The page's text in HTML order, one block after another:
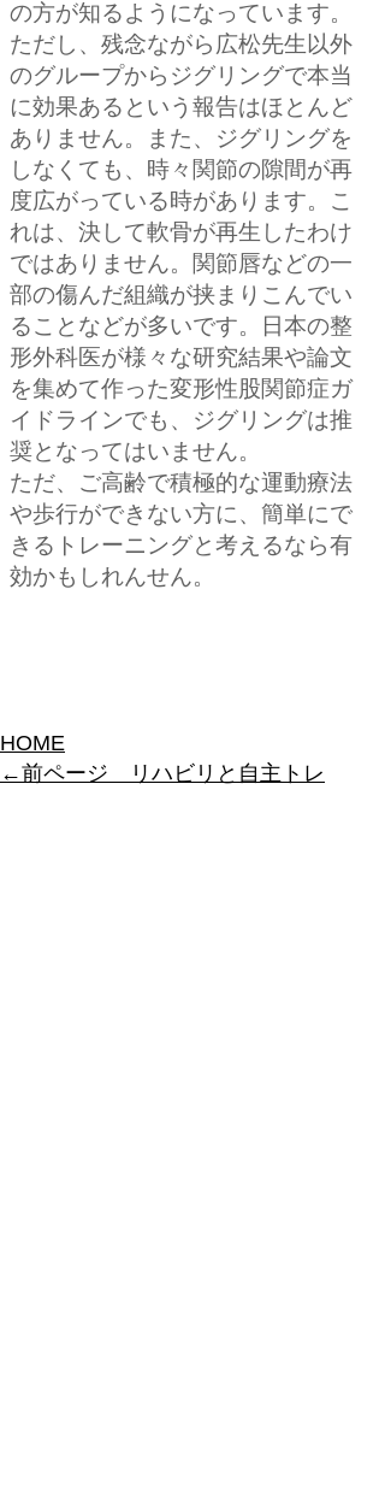
の方が知るようになっています。
ただし、残念ながら広松先生以外
のグループからジグリングで本当
に効果あるという報告はほとんど
ありません。また、ジグリングを
しなくても、時々関節の隙間が再
度広がっている時があります。こ
れは、決して軟骨が再生したわけ
ではありません。関節唇などの一
部の傷んだ組織が挟まりこんでい
ることなどが多いです。日本の整
形外科医が様々な研究結果や論文
を集めて作った変形性股関節症ガ
イドラインでも、ジグリングは推
奨となってはいません。
ただ、ご高齢で積極的な運動療法
や歩行ができない方に、簡単にで
きるトレーニングと考えるなら有
効かもしれんせん。​
HOME
←前ページ ​ リハビリと自主トレ